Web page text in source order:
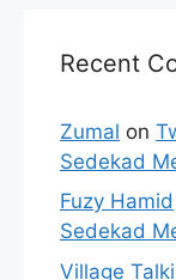
Recent
Zumal on
Sedekad
Fuzy Hamid
Sedekad
Village